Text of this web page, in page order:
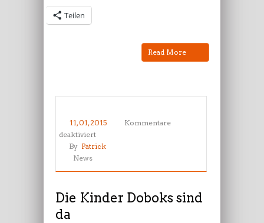
Teilen
Read More
11, 01, 2015
Kommentare
deaktiviertfür
Die
Doboks
By Patrick
News
Die Kinder Doboks sind
da